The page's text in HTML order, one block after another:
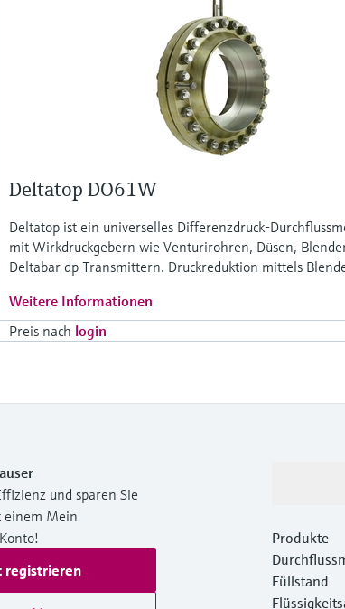
Deltatop DO61W
Deltatop ist ein universelles Differenzdruck-
mit Wirkdruckgebern wie Venturirohren, Düsen,
Deltabar dp Transmittern. Druckreduktion mittels
Weitere Informationen
Preis nach login
und sparen Sie
einem Mein
registrieren
Produkte
Füllstand